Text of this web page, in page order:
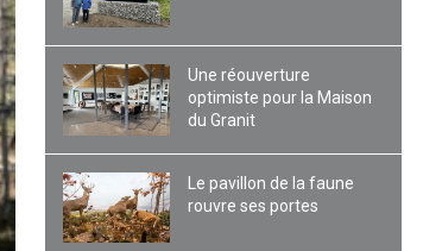
Une réouverture
optimiste pour la Maison
du Granit
Le pavillon de la faune
rouvre ses portes